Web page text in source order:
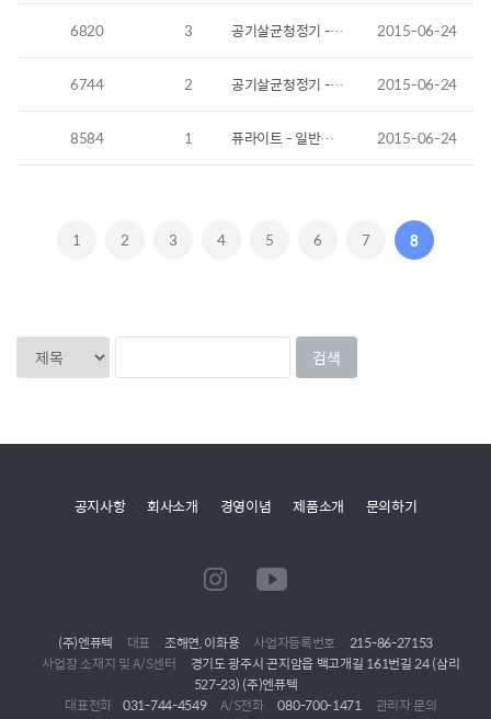
6820 3 공기살균청정기 - Acetaldehyde 분해 시험 2015-06-24
6744 2 공기살균청정기 - Toluene 흡착 실험 데이터 2015-06-24
8584 1 퓨라이트 - 일반세균 실험효과 2015-06-24
1 2 3 4 5 6 7 8
공지사항 회사소개 경영이념 제품소개 문의하기
(주)엔퓨텍 대표 조해연, 이화용 사업자등록번호
215-86-27153
사업장 소재지 및 A/S센터
경기도 광주시 곤지암읍 백고개길 161번길 24 (삼리
527-23) (주)엔퓨텍
대표전화 031-744-4549 A/S전화 080-700-1471
관리자 문의